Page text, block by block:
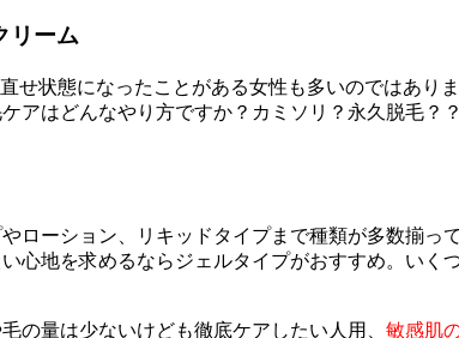
リーム
状態になったことがある女性も多いのではあり
アはどんなやり方ですか？カミソリ？永久脱毛？
ローション、リキッドタイプまで種類が多数揃っ
地を求めるならジェルタイプがおすすめ。いく
の量は少ないけども徹底ケアしたい人用、 敏感肌